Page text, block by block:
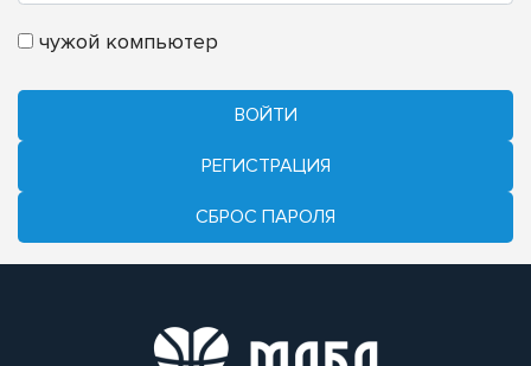
чужой компьютер
ВОЙТИ
РЕГИСТРАЦИЯ
CБРОС ПАРОЛЯ